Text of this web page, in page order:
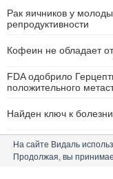
Рак яичников у
репродуктивности
Кофеин не обладает
FDA одобрило
положительного
Найден ключ к
Козэнтикс: инновация
заболеваний
На сайте Видаль
Продолжая, вы